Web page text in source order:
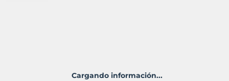
Cargando información...